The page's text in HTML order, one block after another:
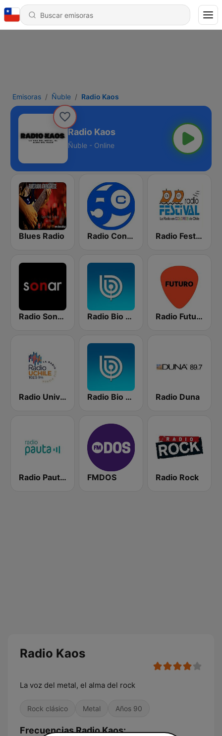
Emisoras Ñuble Radio Kaos
Radio Kaos
Ñuble - Online
Blues Radio Radio Concierto Radio Festival
Radio Sonar FM Radio Bio Bio Temuco Radio Futuro FM
Radio Universidad de Chile 102.5 FM Radio Bio Bio Santiago Radio Duna
Radio Pauta 100.5 FM FMDOS Radio Rock
Radio Kaos
La voz del metal, el alma del rock
Rock clásico Metal Años 90
Frecuencias Radio Kaos: